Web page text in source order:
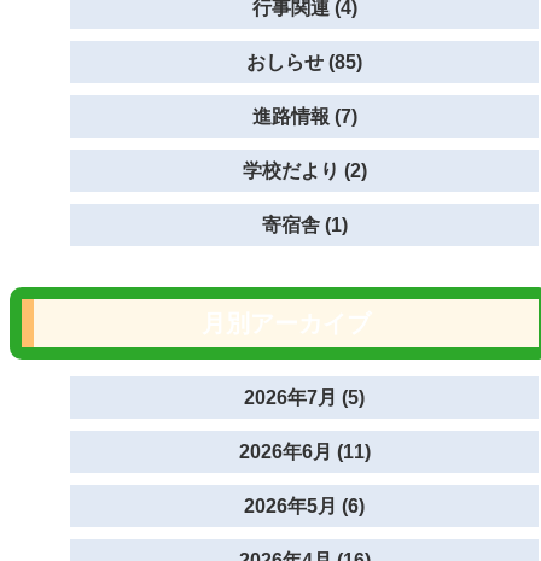
行事関連 (4)
おしらせ (85)
進路情報 (7)
学校だより (2)
寄宿舎 (1)
2026年7月 (5)
2026年6月 (11)
2026年5月 (6)